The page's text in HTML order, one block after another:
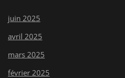
juin 2025
avril 2025
mars 2025
février 2025